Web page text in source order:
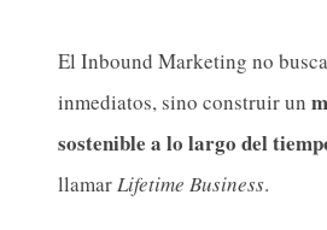
El Inbound Marketing no
inmediatos, sino construir un
sostenible a lo largo del
llamarLifetime Business.